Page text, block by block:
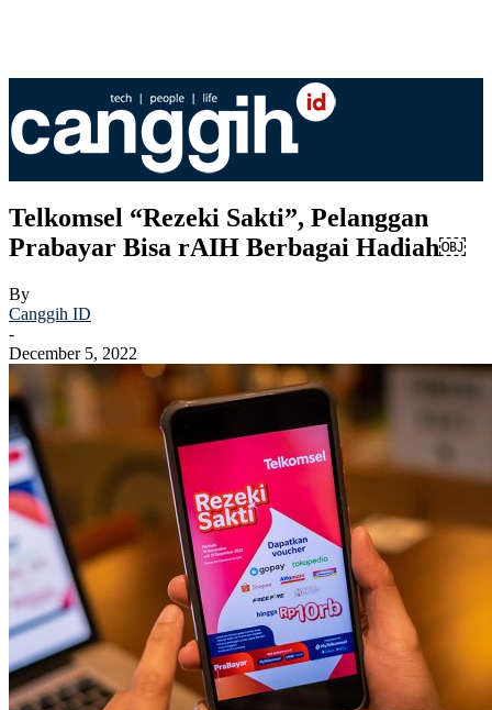
Telkomsel “Rezeki Sakti”, Pelanggan
Prabayar Bisa rAIH Berbagai Hadiah￼
By
Canggih ID
-
December 5, 2022